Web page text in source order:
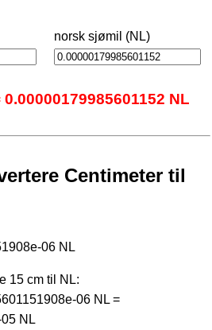
norsk sjømil (NL)
NL
Centimeter til
06 NL
15 cm til NL:
06 NL =
NL